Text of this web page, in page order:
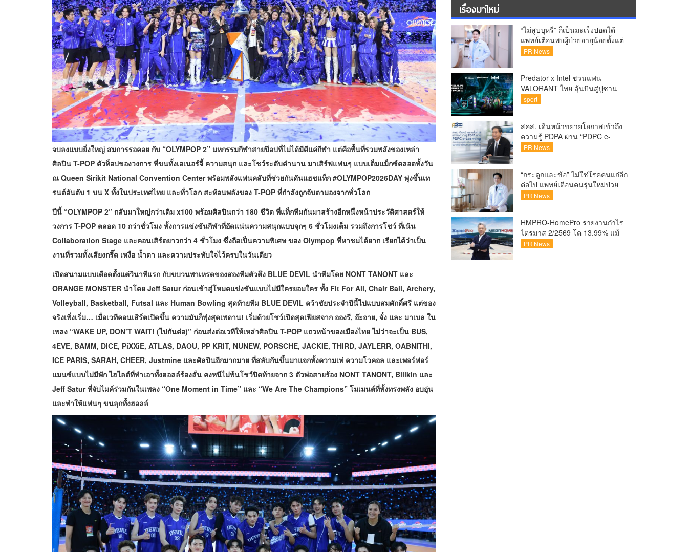
จบลงแบบยิ่งใหญ่ สมการรอคอย กับ “OLYMPOP 2” มหกรรมกีฬาสายป๊อปที่ไม่ได้มีดีแค่กีฬา แต่คือพื้นที่รวมพลังของเหล่า
ศิลปิน T-POP ตัวท็อปของวงการ ที่ขนทั้งเอเนอร์จี้ ความสนุก และโชว์ระดับตำนาน มาเสิร์ฟแฟนๆ แบบเต็มแม็กซ์ตลอดทั้งวัน
ณ Queen Sirikit National Convention Center พร้อมพลังแฟนคลับที่ช่วยกันดันแฮชแท็ก #OLYMPOP2026DAY พุ่งขึ้นเท
รนด์อันดับ 1 บน X ทั้งในประเทศไทย และทั่วโลก สะท้อนพลังของ T-POP ที่กำลังถูกจับตามองจากทั่วโลก
ปีนี้ “OLYMPOP 2” กลับมาใหญ่กว่าเดิม x100 พร้อมศิลปินกว่า 180 ชีวิต ที่แท็กทีมกันมาสร้างอีกหนึ่งหน้าประวัติศาสตร์ให้
วงการ T-POP ตลอด 10 กว่าชั่วโมง ทั้งการแข่งขันกีฬาที่อัดแน่นความสนุกแบบจุกๆ 6 ชั่วโมงเต็ม รวมถึงการโชว์ ที่เน้น
Collaboration Stage และคอนเสิร์ตยาวกว่า 4 ชั่วโมง ซึ่งถือเป็นความพิเศษ ของ Olympop ทึ่หาชมได้ยาก เรียกได้ว่าเป็น
งานที่รวมทั้งเสียงกรี๊ด เหงื่อ น้ำตา และความประทับใจไว้ครบในวันเดียว
เปิดสนามแบบเดือดตั้งแต่วินาทีแรก กับขบวนพาเหรดของสองทีมตัวตึง BLUE DEVIL นำทีมโดย NONT TANONT และ
ORANGE MONSTER นำโดย Jeff Satur ก่อนเข้าสู่โหมดแข่งขันแบบไม่มีใครยอมใคร ทั้ง Fit For All, Chair Ball, Archery,
Volleyball, Basketball, Futsal และ Human Bowling สุดท้ายทีม BLUE DEVIL คว้าชัยประจำปีนี้ไปแบบสมศักดิ์ศรี แต่ของ
จริงเพิ่งเริ่ม… เมื่อเวทีคอนเสิร์ตเปิดขึ้น ความมันก็พุ่งสุดเพดาน! เริ่มด้วยโชว์เปิดสุดเฟียสจาก อองรี, อ๊ะอาย, จั๋ง และ มาเบล ใน
เพลง “WAKE UP, DON’T WAIT! (ไปกันต่อ)” ก่อนส่งต่อเวทีให้เหล่าศิลปิน T-POP แถวหน้าของเมืองไทย ไม่ว่าจะเป็น BUS,
4EVE, BAMM, DICE, PiXXiE, ATLAS, DAOU, PP KRIT, NUNEW, PORSCHE, JACKIE, THIRD, JAYLERR, OABNITHI,
ICE PARIS, SARAH, CHEER, Justmine และศิลปินอีกมากมาย ที่สลับกันขึ้นมาแจกทั้งความเท่ ความโวคอล และเพอร์ฟอร์
แมนซ์แบบไม่มีพัก ไฮไลต์ที่ทำเอาทั้งฮอลล์ร้องลั่น คงหนีไม่พ้นโชว์ปิดท้ายจาก 3 ตัวพ่อสายร้อง NONT TANONT, Billkin และ
Jeff Satur ที่จับไมค์ร่วมกันในเพลง “One Moment in Time” และ “We Are The Champions” โมเมนต์ที่ทั้งทรงพลัง อบอุ่น
และทำให้แฟนๆ ขนลุกทั้งฮอลล์
เรื่องมาใหม่
“ไม่สูบบุหรี่” ก็เป็นมะเร็งปอดได้
แพทย์เตือนพบผู้ป่วยอายุน้อยตั้งแต่
วัย 35 ปีเพิ่มขึ้นคนไทยกว่า 70%
PR News
Predator x Intel ชวนแฟน
VALORANT ไทย ลุ้นบินสู่ปูซาน
เชียร์ศึก VCT Pacific Finals Busan
สู่ปูซาน แบบติดขอบสนาม พร้อม
กิจกรรมสุดพิเศษตลอดทัวร์นาเมนต์
sport
สคส. เดินหน้าขยายโอกาสเข้าถึง
ความรู้ PDPA ผ่าน “PDPC e-
Learning” เรียนฟรี ทุกที่ ทุกเวลา
ปลอดภัย เผยยอดผู้เข้าเรียนล่าสุด
ทะลุ 8 หมื่นรายแล้ว
PR News
“กระดูกและข้อ” ไม่ใช่โรคคนแก่อีก
ต่อไป แพทย์เตือนคนรุ่นใหม่ป่วย
เพิ่ม 20-30% เสี่ยง ‘ข้อเข่าเสื่อม
PR News
HMPRO-HomePro รายงานกำไร
ไตรมาส 2/2569 โต 13.99% แม้
เศรษฐกิจผันผวนเดินหน้าขยาย
PR News